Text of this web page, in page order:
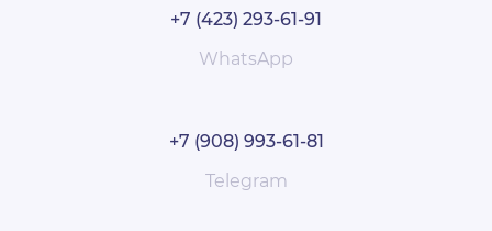
+7 (423) 293-61-91
WhatsApp
+7 (908) 993-61-81
Telegram